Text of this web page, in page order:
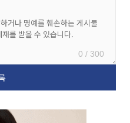
0 / 300